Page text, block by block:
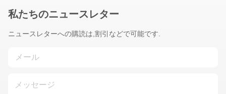
私たちのニュースレター
ニュースレターへの購読は,割引などで可能です.